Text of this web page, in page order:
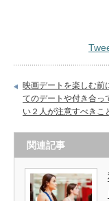
映画デートを楽しむ前
てのデートや付き合っ
い２人が注意すべきこ
関連記事